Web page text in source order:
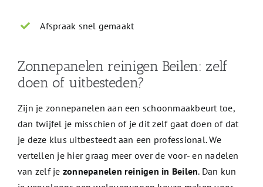
Afspraak snel gemaakt
Zonnepanelen reinigen Beilen: zelf
doen of uitbesteden?
Zijn je zonnepanelen aan een schoonmaakbeurt toe,
dan twijfel je misschien of je dit zelf gaat doen of dat
je deze klus uitbesteedt aan een professional. We
vertellen je hier graag meer over de voor- en nadelen
van zelf je zonnepanelen reinigen in Beilen. Dan kun